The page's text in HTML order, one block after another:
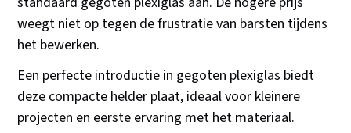
weegt niet op tegen de frustratie van barsten tijdens
het bewerken.
Een perfecte introductie in gegoten plexiglas biedt
deze compacte helder plaat, ideaal voor kleinere
projecten en eerste ervaring met het materiaal.